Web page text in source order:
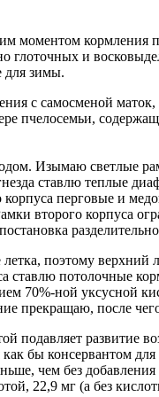
моментом кормления
глоточных и
для зимы.
с самосменой
пчелосемьи,
Изымаю светлые
ставлю теплые
перговые и
второго корпуса
поэтому верхний
ставлю потолочные
70%-ной уксусной
прекращаю, после
подавляет развитие
как бы консервантом
чем без
22,9 мг (а без